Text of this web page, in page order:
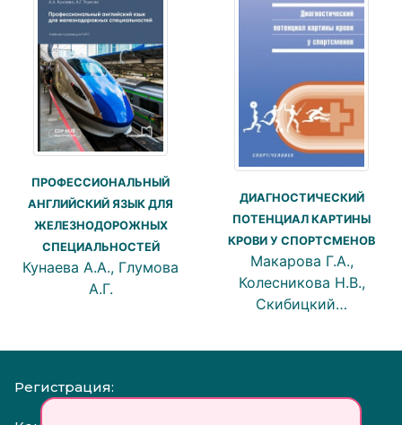
ПРОФЕССИОНАЛЬНЫЙ
АНГЛИЙСКИЙ ЯЗЫК ДЛЯ
ЖЕЛЕЗНОДОРОЖНЫХ
СПЕЦИАЛЬНОСТЕЙ
Кунаева А.А., Глумова
А.Г.
ДИАГНОСТИЧЕСКИЙ
ПОТЕНЦИАЛ КАРТИНЫ
КРОВИ У СПОРТСМЕНОВ
Макарова Г.А.,
Колесникова Н.В.,
Скибицкий…
Регистрация: